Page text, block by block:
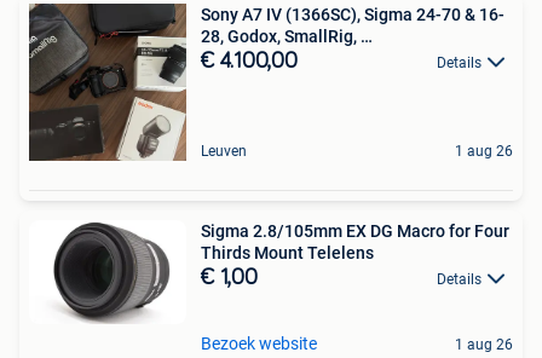
Sony A7 IV (1366SC), Sigma 24-70 & 16-
28, Godox, SmallRig, …
€ 4.100,00 Details
Leuven 1 aug 26
Sigma 2.8/105mm EX DG Macro for Four
Thirds Mount Telelens
€ 1,00 Details
Bezoek website 1 aug 26